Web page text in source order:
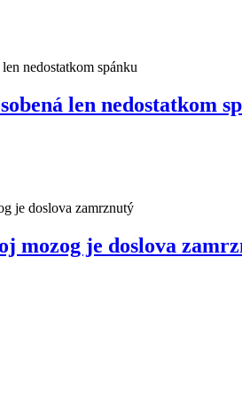
len nedostatkom
mozog je doslova